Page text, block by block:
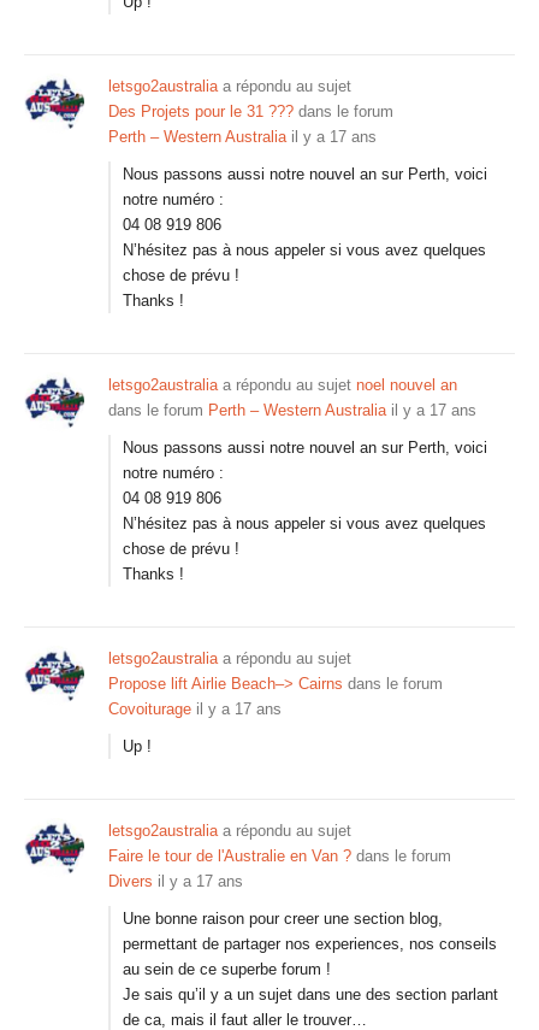
letsgo2australiaa répondu au sujet
Des Projets pour le 31 ??? dans le forum
Perth – Western Australia il y a 17 ans
Nous passons aussi notre nouvel an sur Perth, voici
notre numéro :
04 08 919 806
N’hésitez pas à nous appeler si vous avez quelques
chose de prévu !
Thanks !
letsgo2australiaa répondu au sujet noel nouvel an
dans le forum Perth – Western Australia il y a 17 ans
Nous passons aussi notre nouvel an sur Perth, voici
notre numéro :
04 08 919 806
N’hésitez pas à nous appeler si vous avez quelques
chose de prévu !
Thanks !
letsgo2australiaa répondu au sujet
Propose lift Airlie Beach–> Cairns dans le forum
Covoiturage il y a 17 ans
Up !
letsgo2australiaa répondu au sujet
Faire le tour de l'Australie en Van ? dans le forum
Divers il y a 17 ans
Une bonne raison pour creer une section blog,
permettant de partager nos experiences, nos conseils
au sein de ce superbe forum !
Je sais qu’il y a un sujet dans une des section parlant
de ca, mais il faut aller le trouver…